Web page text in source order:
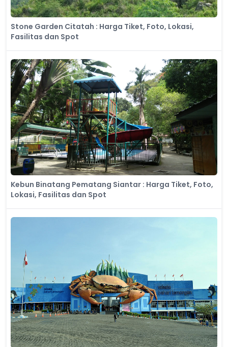
Stone Garden Citatah : Harga Tiket, Foto, Lokasi,
Fasilitas dan Spot
Kebun Binatang Pematang Siantar : Harga Tiket, Foto,
Lokasi, Fasilitas dan Spot